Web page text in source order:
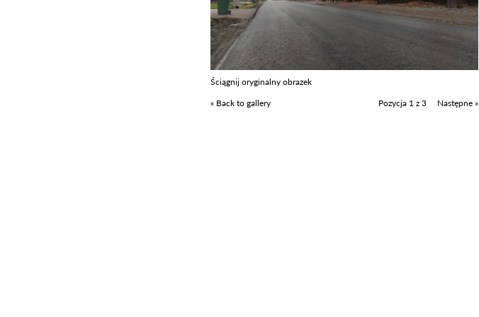
Ściągnij oryginalny obrazek
« Back to gallery
Pozycja 1 z 3 Następne »